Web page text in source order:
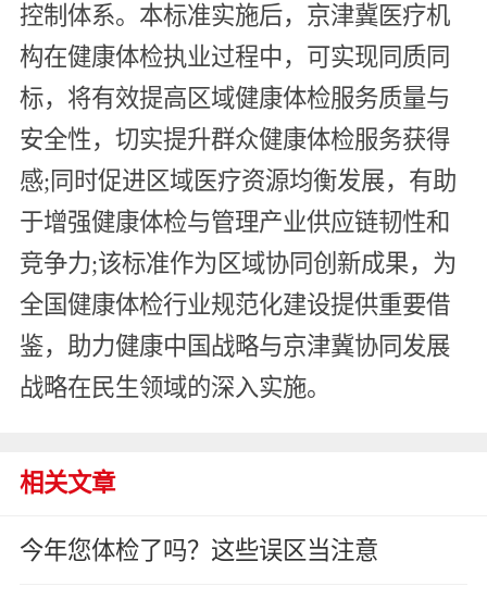
控制体系。本标准实施后，京津冀医疗机
构在健康体检执业过程中，可实现同质同
标，将有效提高区域健康体检服务质量与
安全性，切实提升群众健康体检服务获得
感;同时促进区域医疗资源均衡发展，有助
于增强健康体检与管理产业供应链韧性和
竞争力;该标准作为区域协同创新成果，为
全国健康体检行业规范化建设提供重要借
鉴，助力健康中国战略与京津冀协同发展
战略在民生领域的深入实施。
相关文章
今年您体检了吗？这些误区当注意